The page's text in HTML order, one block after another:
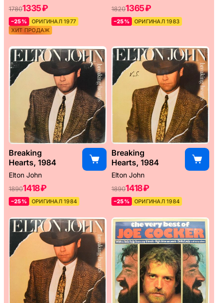
17801335 ₽
–25%
ОРИГИНАЛ 1977
ХИТ ПРОДАЖ
18201365 ₽
–25% ОРИГИНАЛ 1983
Breaking
Hearts, 1984
Elton John
18901418 ₽
–25% ОРИГИНАЛ 1984
Breaking
Hearts, 1984
Elton John
18901418 ₽
–25% ОРИГИНАЛ 1984